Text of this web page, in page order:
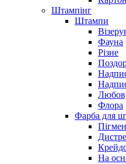
Штампінг
Штампи
Фауна
Різне
Флора
Фарба для
На